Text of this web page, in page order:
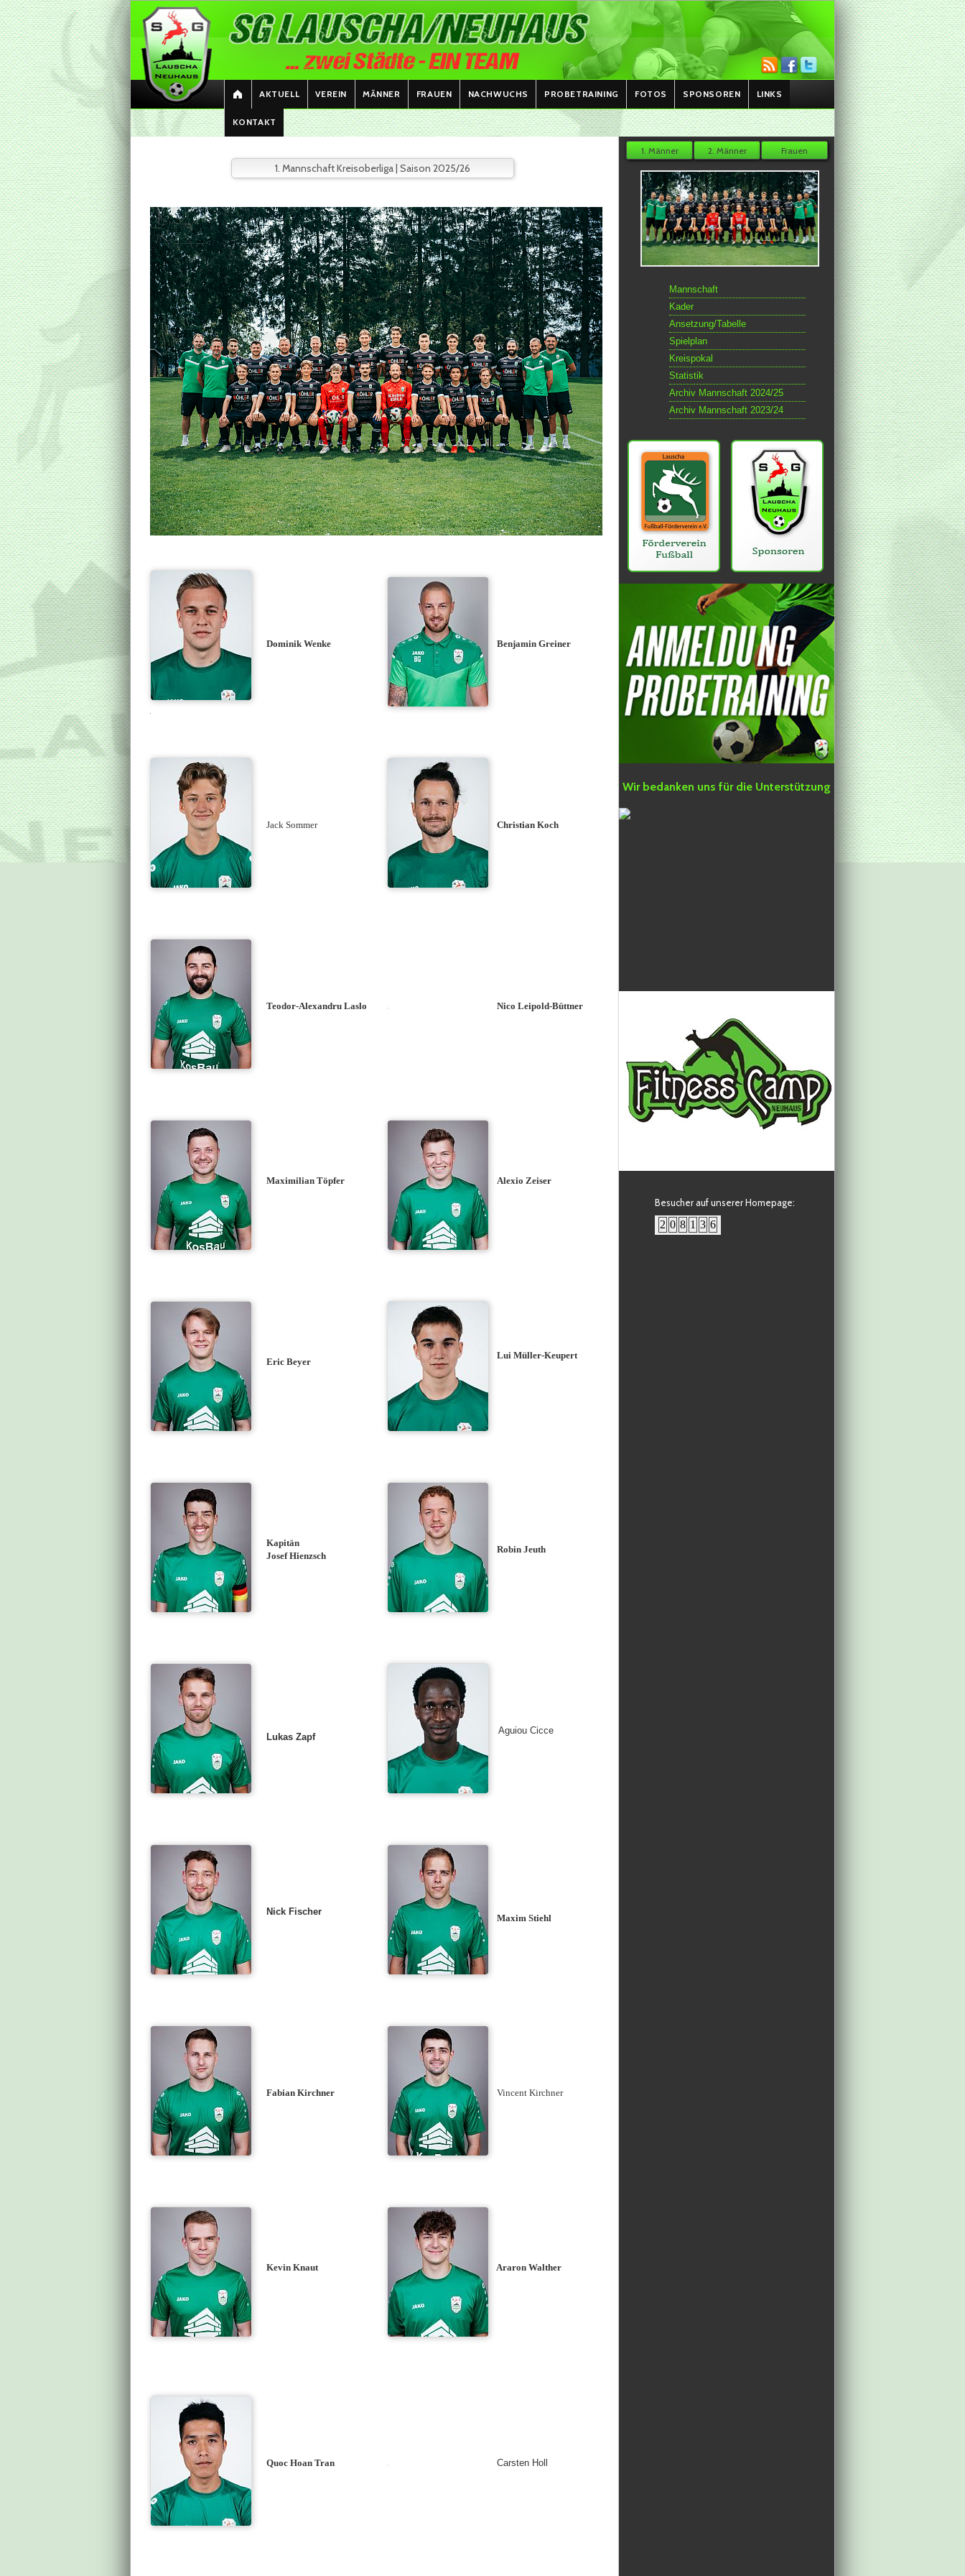
AKTUELL VEREIN MÄNNER FRAUEN NACHWUCHS PROBETRAINING FOTOS SPONSOREN LINKS
KONTAKT
1. Mannschaft Kreisoberliga | Saison 2025/26
Dominik Wenke Benjamin Greiner
Jack Sommer Christian Koch
Teodor-Alexandru Laslo Nico Leipold-Büttner
Maximilian Töpfer Alexio Zeiser
Eric Beyer
Lui Müller-Keupert
Kapitän
Josef Hienzsch
Robin Jeuth
Lukas Zapf
Aguiou Cicce
Nick Fischer
Maxim Stiehl
Fabian Kirchner Vincent Kirchner
Kevin Knaut Araron Walther
Quoc Hoan Tran Carsten Holl
1. Männer 2. Männer Frauen
Wir bedanken uns für die Unterstützung
Besucher auf unserer Homepage: